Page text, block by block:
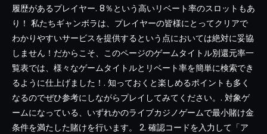
履歴があるプレイヤー. 8％という高いリベート率のスロットもあ
り！ 私たちギャンボラは、プレイヤーの皆様にとってクリアで
わかりやすいサービスを提供するという点においては絶対に妥協
しません！だからこそ、このページのゲームタイトル別還元率一
覧表では、様々なゲームタイトルとリベート率を簡単に検索でき
るように仕上げました！. 知っておくと楽しめるポイントも多く
なるのでぜひ参考にしながらプレイしてみてください。. 対象ゲ
ームになっている、いずれかのライブカジノゲームで最小賭け金
条件を満たした賭けを行います。 2. 確認コードを入力して「ア